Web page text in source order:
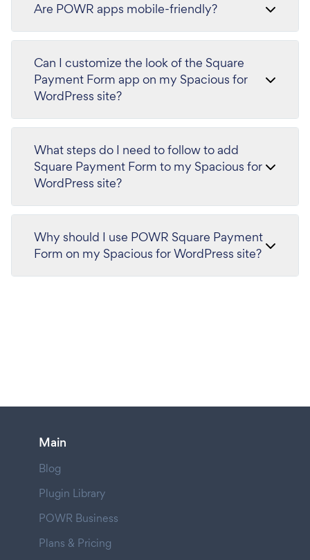
Are POWR apps mobile-friendly?
Can I customize the look of the Square
Payment Form app on my Spacious for
WordPress site?
What steps do I need to follow to add
Square Payment Form to my Spacious for
WordPress site?
Why should I use POWR Square Payment
Form on my Spacious for WordPress site?
Main
Blog
Plugin Library
POWR Business
Plans & Pricing